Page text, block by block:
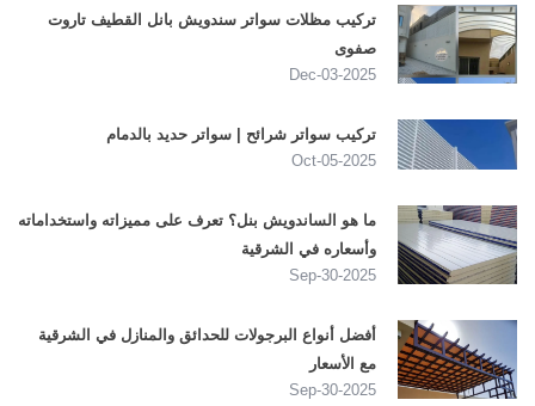
تركيب مظلات سواتر سندويش بانل القطيف تاروت
صفوى
2025-Dec-03
تركيب سواتر شرائح | سواتر حديد بالدمام
2025-Oct-05
ما هو الساندويش بنل؟ تعرف على مميزاته واستخداماته
وأسعاره في الشرقية
2025-Sep-30
أفضل أنواع البرجولات للحدائق والمنازل في الشرقية
مع الأسعار
2025-Sep-30